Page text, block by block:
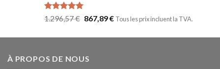
Note 5.00
1.296,57€ 867,89€ Tous les prix incluent la TVA.
À PROPOS DE NOUS